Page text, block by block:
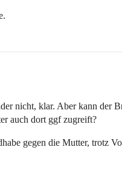
nicht, klar. Aber kann der
auch dort ggf zugreift?
gegen die Mutter, trotz